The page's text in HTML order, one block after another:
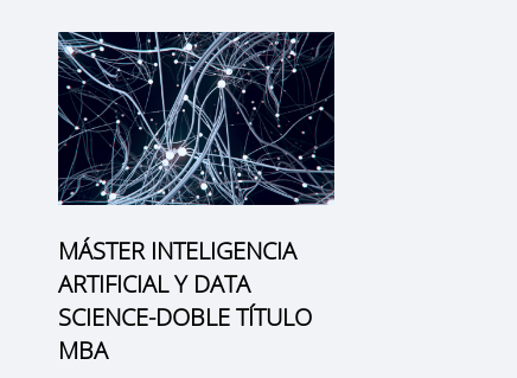
MÁSTER INTELIGENCIA
ARTIFICIAL Y DATA
SCIENCE-DOBLE TÍTULO
MBA